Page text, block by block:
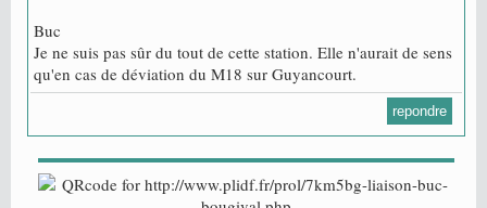
Buc
Je ne suis pas sûr du tout de cette station. Elle n'aurait de sens
qu'en cas de déviation du M18 sur Guyancourt.
repondre